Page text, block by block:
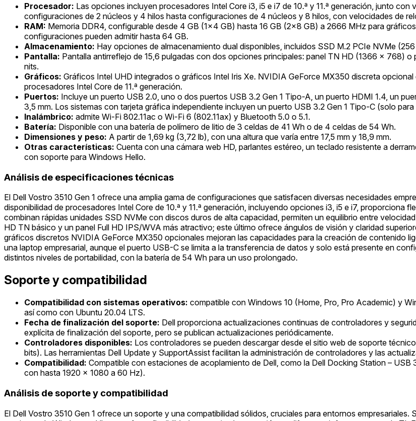
Procesador: Las opciones incluyen procesadores Intel Core i3, i5 e i7 de 10.ª y 11.ª generación, junto
configuraciones de 2 núcleos y 4 hilos hasta configuraciones de 4 núcleos y 8 hilos, con velocidades de
RAM: Memoria DDR4, configurable desde 4 GB (1x4 GB) hasta 16 GB (2x8 GB) a 2666 MHz para
configuraciones pueden admitir hasta 64 GB.
Almacenamiento: Hay opciones de almacenamiento dual disponibles, incluidos SSD M.2 PCIe NVMe
Pantalla: Pantalla antirreflejo de 15,6 pulgadas con dos opciones principales: panel TN HD (1366 x 768)
nits.
Gráficos: Gráficos Intel UHD integrados o gráficos Intel Iris Xe. NVIDIA GeForce MX350 discreta
procesadores Intel Core de 11.ª generación.
Puertos: Incluye un puerto USB 2.0, uno o dos puertos USB 3.2 Gen 1 Tipo-A, un puerto HDMI 1.4, un
3,5 mm. Los sistemas con tarjeta gráfica independiente incluyen un puerto USB 3.2 Gen 1 Tipo-C (solo
Inalámbrico: admite Wi-Fi 802.11ac o Wi-Fi 6 (802.11ax) y Bluetooth 5.0 o 5.1.
Batería: Disponible con una batería de polímero de litio de 3 celdas de 41 Wh o de 4 celdas de 54 Wh.
Dimensiones y peso: A partir de 1,69 kg (3,72 lb), con una altura que varía entre 17,5 mm y 18,9 mm.
Otras características: Cuenta con una cámara web HD, parlantes estéreo, un teclado resistente a
con soporte para Windows Hello.
Análisis de especificaciones técnicas
El Dell Vostro 3510 Gen 1 ofrece una amplia gama de configuraciones que satisfacen diversas necesidades
disponibilidad de procesadores Intel Core de 10.ª y 11.ª generación, incluyendo opciones i3, i5 e i7, proporciona
combinan rápidas unidades SSD NVMe con discos duros de alta capacidad, permiten un equilibrio entre
HD TN básico y un panel Full HD IPS/WVA más atractivo; este último ofrece ángulos de visión y claridad
gráficos discretos NVIDIA GeForce MX350 opcionales mejoran las capacidades para la creación de contenido
una laptop empresarial, aunque el puerto USB-C se limita a la transferencia de datos y solo está presente en
distintos niveles de portabilidad, con la batería de 54 Wh para un uso prolongado.
Soporte y compatibilidad
Compatibilidad con sistemas operativos: compatible con Windows 10 (Home, Pro, Pro Academic) y
así como con Ubuntu 20.04 LTS.
Fecha de finalización del soporte: Dell proporciona actualizaciones continuas de controladores y
explícita de finalización del soporte, pero se publican actualizaciones periódicamente.
Controladores disponibles: Los controladores se pueden descargar desde el sitio web de soporte
bits). Las herramientas Dell Update y SupportAssist facilitan la administración de controladores y las
Compatibilidad: Compatible con estaciones de acoplamiento de Dell, como la Dell Docking Station –
con hasta 1920 x 1080 a 60 Hz).
Análisis de soporte y compatibilidad
El Dell Vostro 3510 Gen 1 ofrece un soporte y una compatibilidad sólidos, cruciales para entornos